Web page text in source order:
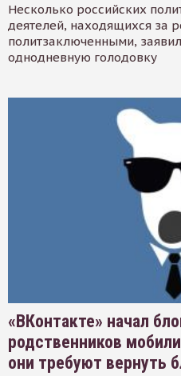
Несколько российских
деятелей, находящихся за
политзаключенными,
однодневную голодовку
«ВКонтакте» начал
родственников
они требуют вернуть